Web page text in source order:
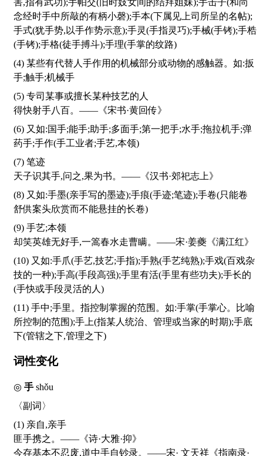
念经时手中所敲的有柄小磬);手本(下属见上司所呈的名帖);
手式(犹手势,以手作势示意);手灵(手指灵巧);手械(手铐);手梏
(手铐);手格(徒手搏斗);手理(手掌的纹路)
(4) 某些有代替人手作用的机械部分或动物的感触器。如:扳
手;触手;机械手
(5) 专司某事或擅长某种技艺的人
得快射手八百。——《宋书·黄回传》
(6) 又如:国手;能手;助手;多面手;第一把手;水手;拖拉机手;弹
药手;手作(手工业者;手艺,本领)
(7) 笔迹
天子识其手,问之,果为书。——《汉书·郊祀志上》
(8) 又如:手墨(亲手写的墨迹);手痕(手迹;笔迹);手卷(只能卷
舒供案头欣赏而不能悬挂的长卷)
(9) 手艺;本领
却笑英雄无好手,一篙春水走曹瞒。——宋·姜夔《满江红》
(10) 又如:手爪(手艺,技艺;手指);手熟(手艺纯熟);手戏(百戏杂
技的一种);手高(手段高强);手里有活(手里有些功夫);手长的
(手快或手段灵活的人)
(11) 手中;手里。指控制掌握的范围。如:手掌(手掌心。比喻
所控制的范围);手上(指某人统治、管理或当家的时期);手底
下(管辖之下,管理之下)
词性变化
手 shǒu
〈副词〉
(1) 亲自,亲手
匪手携之。——《诗·大雅·抑》
今存基本不忍废,道中手自钞录。——宋· 文天祥《指南录·